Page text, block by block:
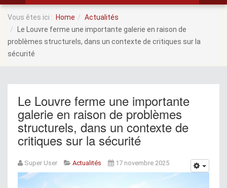
Vous êtes ici : Home
Actualités
Le Louvre ferme une importante galerie en raison de
problèmes structurels, dans un contexte de critiques sur la
sécurité
Le Louvre ferme une importante
galerie en raison de problèmes
structurels, dans un contexte de
critiques sur la sécurité
Super User Actualités 17 novembre 2025